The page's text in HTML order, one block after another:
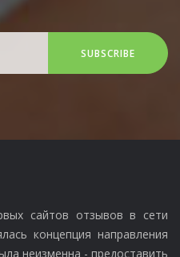
SUBSCRIBE
сайтов отзывов в сети
концепция направления
неизменна - предоставить